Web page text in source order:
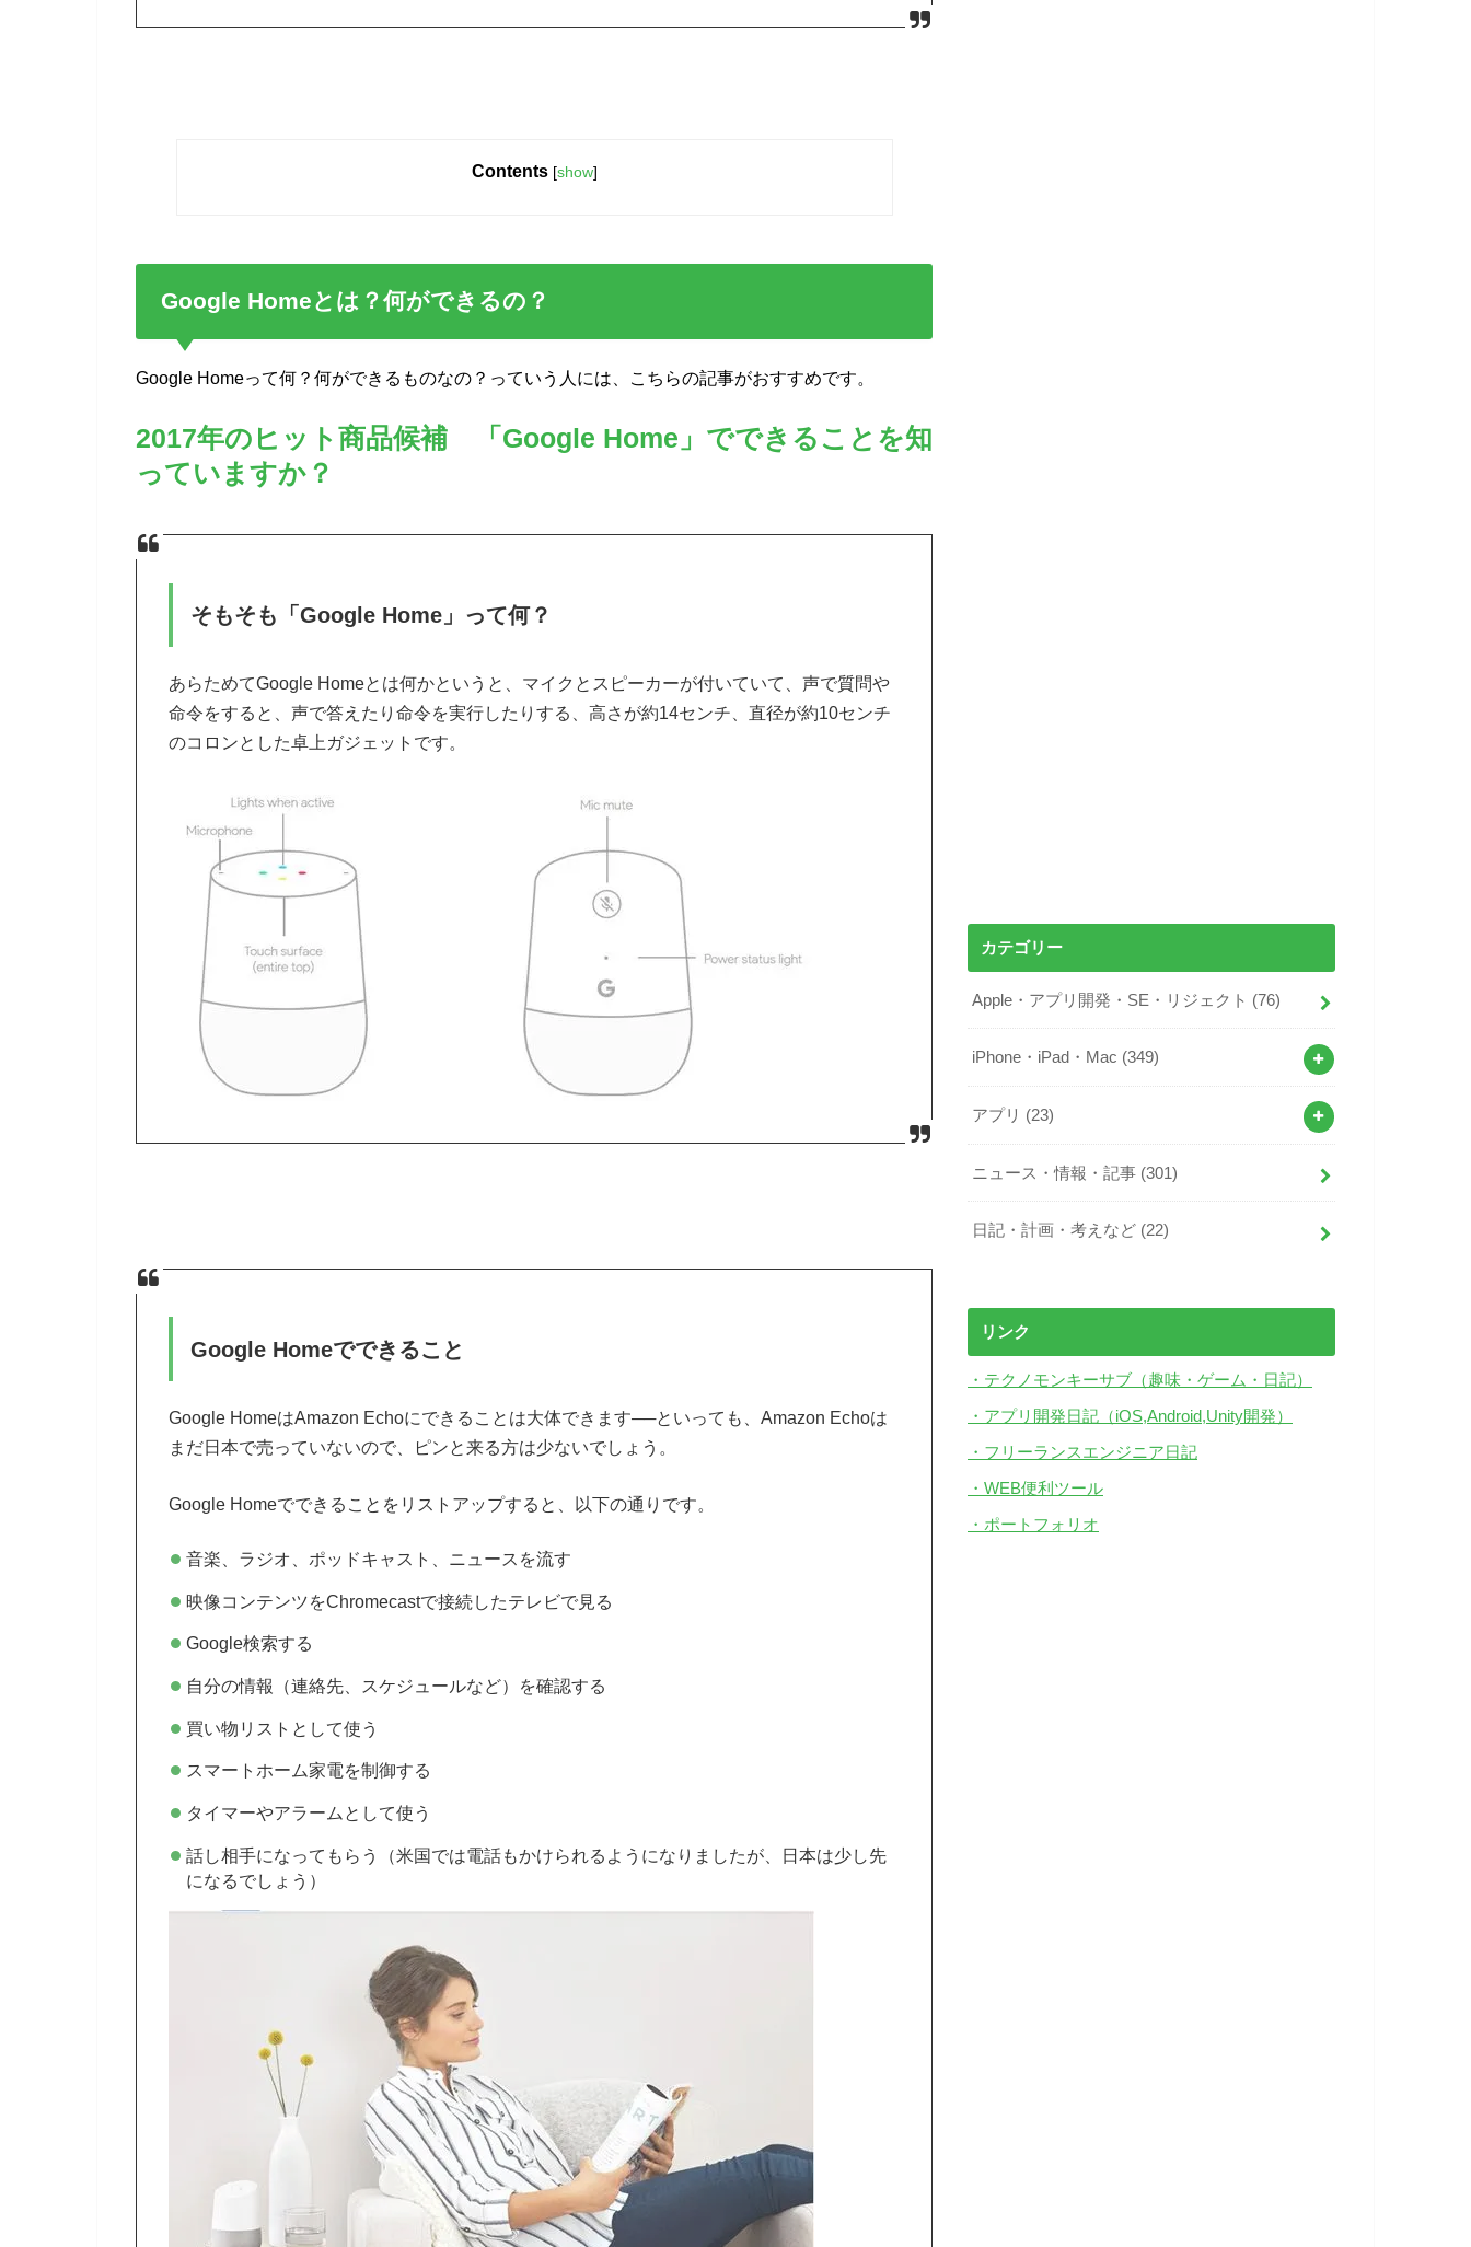
Contents [show]
Google Homeとは？何ができるの？
Google Homeって何？何ができるものなの？っていう人には、こちらの記事がおすすめです。
2017年のヒット商品候補 「Google Home」でできることを知
っていますか？
そもそも「Google Home」って何？
あらためてGoogle Homeとは何かというと、マイクとスピーカーが付いていて、声で質問や
命令をすると、声で答えたり命令を実行したりする、高さが約14センチ、直径が約10センチ
のコロンとした卓上ガジェットです。
Google Homeでできること
Google HomeはAmazon Echoにできることは大体できます──といっても、Amazon Echoは
まだ日本で売っていないので、ピンと来る方は少ないでしょう。
Google Homeでできることをリストアップすると、以下の通りです。
音楽、ラジオ、ポッドキャスト、ニュースを流す
映像コンテンツをChromecastで接続したテレビで見る
Google検索する
自分の情報（連絡先、スケジュールなど）を確認する
買い物リストとして使う
スマートホーム家電を制御する
タイマーやアラームとして使う
話し相手になってもらう（米国では電話もかけられるようになりましたが、日本は少し先
になるでしょう）
カテゴリー
Apple・アプリ開発・SE・リジェクト (76)
iPhone・iPad・Mac (349)
アプリ (23)
ニュース・情報・記事 (301)
日記・計画・考えなど (22)
リンク
・テクノモンキーサブ（趣味・ゲーム・日記）
・アプリ開発日記（iOS,Android,Unity開発）
・フリーランスエンジニア日記
・WEB便利ツール
・ポートフォリオ